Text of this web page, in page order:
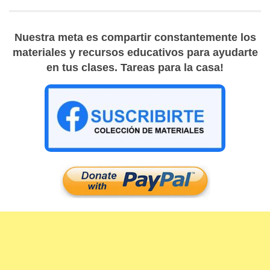
Nuestra meta es compartir constantemente los
materiales y recursos educativos para ayudarte
en tus clases. Tareas para la casa!